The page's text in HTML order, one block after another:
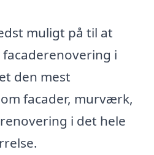
muligt på til at
i
den mest
facader, murværk,
i det hele